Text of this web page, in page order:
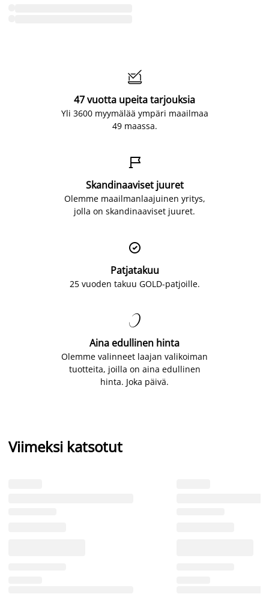

47 vuotta upeita tarjouksia
Yli 3600 myymälää ympäri maailmaa
49 maassa.

Skandinaaviset juuret
Olemme maailmanlaajuinen yritys,
jolla on skandinaaviset juuret.

Patjatakuu
25 vuoden takuu GOLD-patjoille.

Aina edullinen hinta
Olemme valinneet laajan valikoiman
tuotteita, joilla on aina edullinen
hinta. Joka päivä.
Viimeksi katsotut